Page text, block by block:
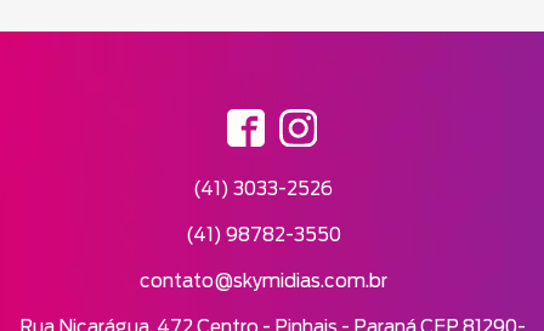
(41) 3033-2526
(41) 98782-3550
contato@skymidias.com.br
Rua Nicarágua, 472 Centro - Pinhais - Paraná CEP 81290-